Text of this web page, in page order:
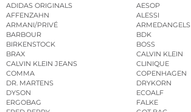
ADIDAS ORIGINALS
AESOP
AFFENZAHN
ALESSI
ARMANI/PRIVÉ
ARMEDANGELS
BARBOUR
BDK
BIRKENSTOCK
BOSS
BRAX
CALVIN KLEIN
CALVIN KLEIN JEANS
CLINIQUE
COMMA
COPENHAGEN
DR. MARTENS
DRYKORN
DYSON
ECOALF
ERGOBAG
FALKE